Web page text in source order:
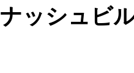
ナッシュビ